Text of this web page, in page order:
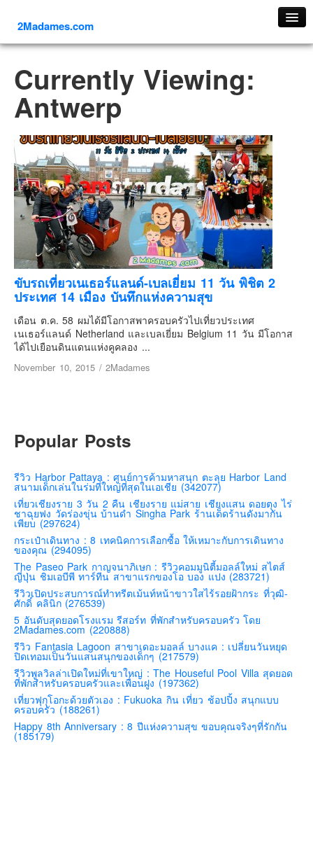
2Madames.com
ภาคเหนือ
ภาคใต้
ภาคกลาง
ภาคตะวันตก
ภาคอีสาน
ทริปต่างประเทศ
ยุโรป
รัสเซีย
อิตาลี
ตุรกี-ตุรเคีย
เยอรมัน
ฝรั่งเศส
ออสเตรีย
เบลเยี่ยม
สวิสเซอร์แลนด์
โปรตุเกส
สเปน
โครเอเชีย
สโลเวเนีย
มอนเตรเนโกร
บอสเนียและเฮอร์เซโกวีน่า
ญี่ปุ่น
คันโต-โตเกียวและรอบๆ
คันไซ-โอซาก้า เกียวโต
คิวชู – ฟุกุโอกะ ซางะ เปปปุ ยุฟุอิน นางาซากิ
ฟูจิ
ฮอกไกโด
Currently Viewing:
Antwerp
ขับรถเที่ยวเนเธอร์แลนด์-เบลเยี่ยม 11 วัน พิชิต 2
ประเทศ 14 เมือง บันทึกแห่งความสุข
เดือน ต.ค. 58 ผมได้มีโอกาสพาครอบครัวไปเที่ยวประเทศ
เนเธอร์แลนด์ Netherland และเบลเยี่ยม Belgium 11 วัน มีโอกาส
ได้ไปเยือนดินแดนแห่งคูคลอง ...
November 10, 2015 / 2Madames
Popular Posts
รีวิว Harbor Pattaya : ศูนย์การค้ามหาสนุก ตะลุย Harbor Land
สนามเด็กเล่นในร่มที่ใหญ่ที่สุดในเอเชีย (342077)
เที่ยวเชียงราย 3 วัน 2 คืน เชียงราย แม่สาย เชียงแสน ดอยตุง ไร่
ชาฉุยฟง วัดร่องขุ่น บ้านดำ Singha Park ร้านเด็ดร้านดังมากัน
เพียบ (297624)
กระเป๋าเดินทาง : 8 เทคนิคการเลือกซื้อ ให้เหมาะกับการเดินทาง
ของคุณ (294095)
The Paseo Park กาญจนาภิเษก : รีวิวคอมมูนิตี้มอลล์ใหม่ สไตส์
ญี่ปุ่น ชิมเอบีพี ทาร์ทีน สาขาแรกของโอ บอง แปง (283721)
รีวิวเปิดประสบการณ์ทำทรีตเม้นท์หน้าขาวใสไร้รอยฝ้ากระ ที่วุฒิ-
ศักดิ์ คลินิก (276539)
5 อันดับสุดยอดโรงแรม รีสอร์ท ที่พักสำหรับครอบครัว โดย
2Madames.com (220888)
รีวิว Fantasia Lagoon สาขาเดอะมอลล์ บางแค : เปลี่ยนวันหยุด
ปิดเทอมเป็นวันแสนสนุกของเด็กๆ (217579)
รีวิวพูลวิลล่าเปิดใหม่ที่เขาใหญ่ : The Houseful Pool Villa สุดยอด
ที่พักสำหรับครอบครัวและเพื่อนฝูง (197362)
เที่ยวฟุกุโอกะด้วยตัวเอง : Fukuoka กิน เที่ยว ช้อปปิ้ง สนุกแบบ
ครอบครัว (188261)
Happy 8th Anniversary : 8 ปีแห่งความสุข ขอบคุณจริงๆที่รักกัน
(185179)